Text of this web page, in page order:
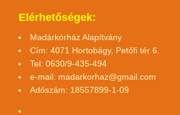
Elérhetőségek:
Madárkórház Alapítvány
Cím: 4071 Hortobágy, Petőfi tér 6.
Tel: 0630/9-435-494
e-mail: madarkorhaz@gmail.com
Adószám: 18557899-1-09